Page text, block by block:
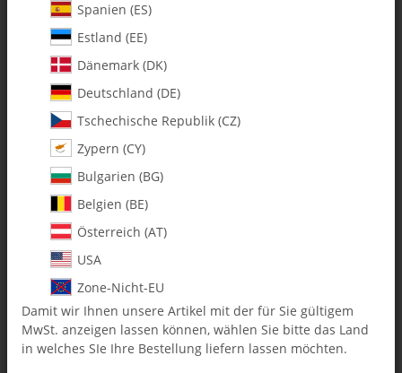
127-100 Canopy Knob with
Rubber Grommets - Set
Artikelnummer:
Kategorie:Canopys & Zubehör
127-100 Canopy Knob with Rubber Grommets - Set
$ 11.08
inkl. 19% USt. , zzgl.
Auswahl Steuerzone / Lieferland
Sofort verfügbar
Spanien (ES)
Estland (EE)
Dänemark (DK)
Deutschland (DE)
Tschechische Republik (CZ)
Zypern (CY)
Bulgarien (BG)
Belgien (BE)
Österreich (AT)
USA
Zone-Nicht-EU
Damit wir Ihnen unsere Artikel mit der für Sie gültigem
MwSt. anzeigen lassen können, wählen Sie bitte das Land
in welches SIe Ihre Bestellung liefern lassen möchten.